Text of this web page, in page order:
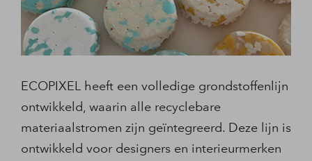
ECOPIXEL heeft een volledige grondstoffenlijn
ontwikkeld, waarin alle recyclebare
materiaalstromen zijn geïntegreerd. Deze lijn is
ontwikkeld voor designers en interieurmerken